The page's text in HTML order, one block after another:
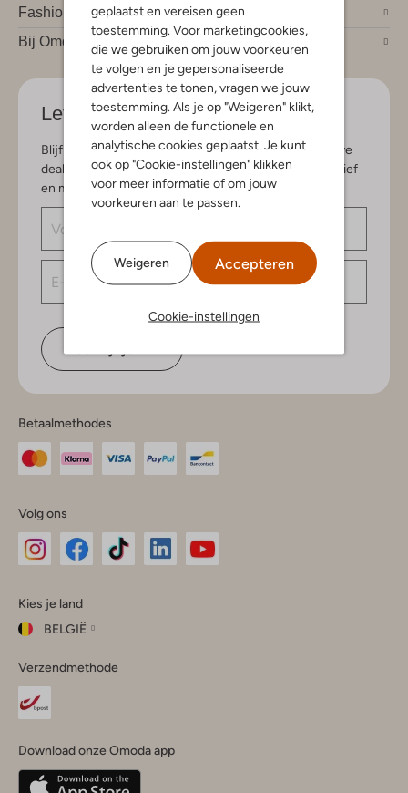
geplaatst en vereisen geen
toestemming. Voor marketingcookies,
die we gebruiken om jouw voorkeuren
te volgen en je gepersonaliseerde
advertenties te tonen, vragen we jouw
toestemming. Als je op "Weigeren" klikt,
worden alleen de functionele en
analytische cookies geplaatst. Je kunt
ook op "Cookie-instellingen" klikken
voor meer informatie of om jouw
voorkeuren aan te passen.
Weigeren Accepteren
Cookie-instellingen
Fashion trends
Bij Omoda
Let's stay in touch
Blijf op de hoogte van de nieuwste items en exclusieve
deals, speciaal voor jou. Schrijf je in voor de nieuwsbrief
en maak kans op € 150,- shoptegoed.
Betaalmethodes
Volg ons
InstagramFacebook
Kies je land
BELGIË
je
land
Belgique(Français)
Verzendmethode
Download onze Omoda app